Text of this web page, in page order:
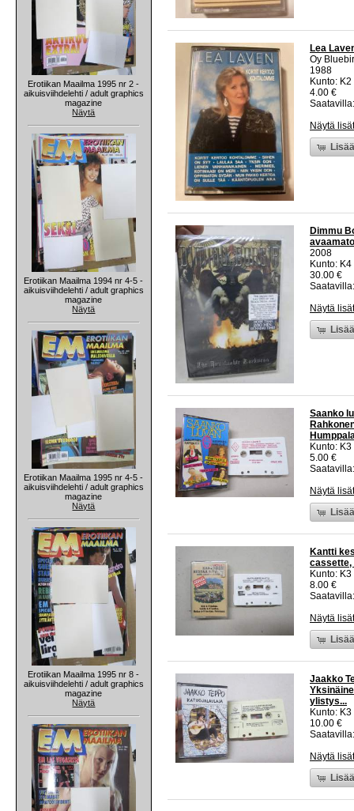
Erotiikan Maailma 1995 nr 2 -
aikuisviihdelehti / adult graphics
magazine
Näytä
Erotiikan Maailma 1994 nr 4-5 -
aikuisviihdelehti / adult graphics
magazine
Näytä
Erotiikan Maailma 1995 nr 4-5 -
aikuisviihdelehti / adult graphics
magazine
Näytä
Erotiikan Maailma 1995 nr 8 -
aikuisviihdelehti / adult graphics
magazine
Näytä
Lea
Oy
1988
Kunto:
4.00 €
Näytä
Dimmu
2008
Kunto:
30.00 €
Näytä
Saanko
Kunto:
5.00 €
Näytä
Kantti
cassette,
Kunto:
8.00 €
Näytä
Jaakko
ylistys...
Kunto:
10.00 €
Näytä